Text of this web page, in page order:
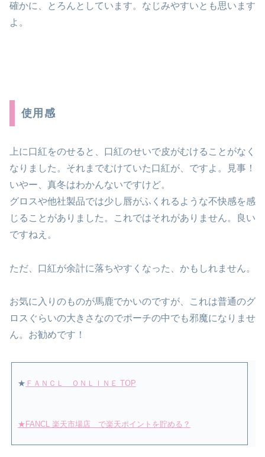
確かに、とろんとしています。なじみやすいとも思います
よ。
使用感
上に口紅をのせると、口紅のせいで皮がむけることがなく
なりました。それまでむけていた口紅が、ですよ。見事！
いやー、真冬はわかんないですけど。
グロスや他社製品では少し唇がふくれるような不快感を感
じることがありました。これではそれがありません。良い
ですねえ。
ただ、口紅が余計に落ちやすくなった、かもしれません。
お気に入りのものが馬鹿でかいのですが、これは普通のグ
ロスぐらいの大きさなのでポーチの中でも邪魔になりませ
ん。お勧めです！
★ ＦＡＮＣＬ ＯＮＬＩＮＥ TOP
★FANCL 楽天市場店 で楽天ポイントを貯める？